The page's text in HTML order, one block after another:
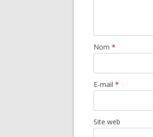
Nom *
E-mail *
Site web